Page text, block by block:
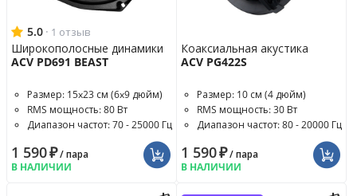
5.0 · 1 отзыв
Широкополосные динамики
ACV PD691 BEAST
Размер: 15x23 см (6x9 дюйм)
RMS мощность: 80 Вт
Диапазон частот: 70 - 25000 Гц
1 590₽/ пара
В НАЛИЧИИ
Коаксиальная акустика
ACV PG422S
Размер: 10 см (4 дюйм)
RMS мощность: 30 Вт
Диапазон частот: 80 - 20000 Гц
1 590₽/ пара
В НАЛИЧИИ